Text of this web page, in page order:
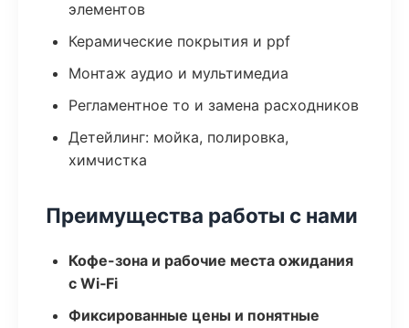
элементов
Керамические покрытия и ppf
Монтаж аудио и мультимедиа
Регламентное то и замена расходников
Детейлинг: мойка, полировка,
химчистка
Преимущества работы с нами
Кофе-зона и рабочие места ожидания
с Wi‑Fi
Фиксированные цены и понятные